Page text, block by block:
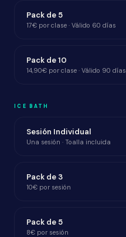
Pack de 5
17€ por clase · Válido 60 días
Pack de 10
14,90€ por clase · Válido 90 días
ICE BATH
Sesión Individual
Una sesión · Toalla incluida
Pack de 3
10€ por sesión
Pack de 5
8€ por sesión